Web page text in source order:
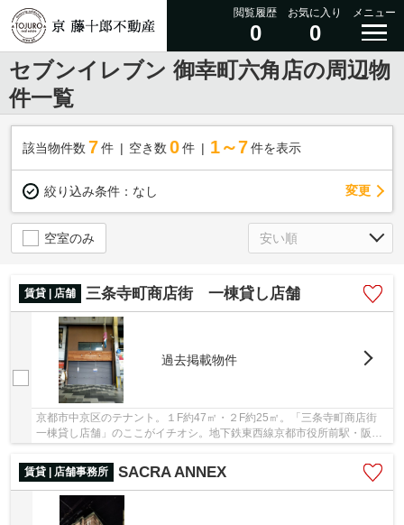
閲覧履歴
0
お気に入り
0
メニュー
セブンイレブン 御幸町六角店の周辺物
件一覧
該当物件数 7件 空き数 0 件 1～7 件を表示
絞り込み条件： なし 変更
空室のみ
賃貸 | 店舗 三条寺町商店街 一棟貸し店舗
過去掲載物件
京都市中京区のテナント。１F約47㎡・２F約25㎡。「三条寺町商店街
一棟貸し店舗」のここがイチオシ。地下鉄東西線京都市役所前駅・阪急
賃貸 | 店舗事務所
SACRA ANNEX